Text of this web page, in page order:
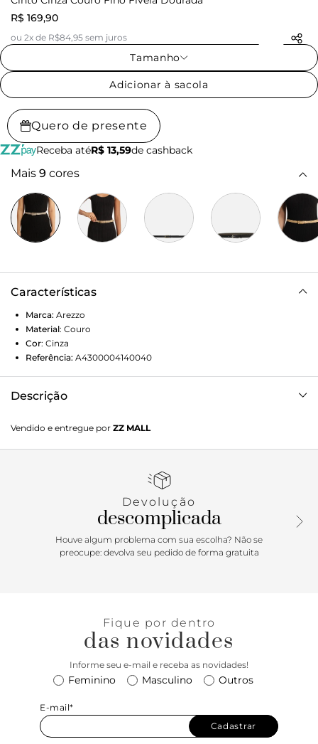
R$ 169,90
ou 2x de R$84,95 sem juros
Tamanho
Adicionar à sacola
Quero de presente
Receba atéR$ 13,59de cashback
Mais 9 cores
Características
Marca: Arezzo
Material: Couro
Cor: Cinza
Referência: A4300004140040
Descrição
fivela metálica dourada, quadrada e fina. Conta com
passador na mesma cor do cinto e ajuste regulável.
Vendido e entregue por ZZ MALL
Devolução
descomplicada
Houve algum problema com sua escolha? Não se
preocupe: devolva seu pedido de forma gratuita
Fique por dentro
das novidades
Informe seu e-mail e receba as novidades!
Feminino Masculino Outros
E-mail*
Cadastrar